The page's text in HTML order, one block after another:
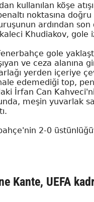
kullanılan köşe
noktasına
ardından son
Khudiakov, gole
gole
ve ceza alanına
yerden içeriye
edemediği top,
İrfan Can
meşin yuvarlak
2-0
Kante, UEFA